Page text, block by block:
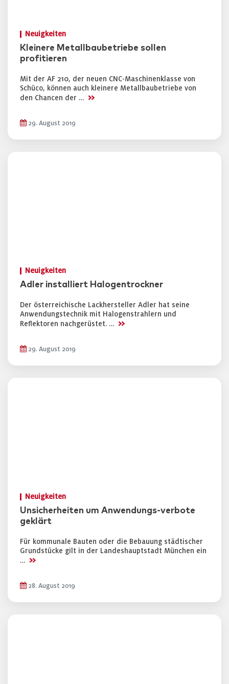
Neuigkeiten
Kleinere Metallbaubetriebe sollen
profitieren
Mit der AF 210, der neuen CNC-Maschinenklasse von
Schüco, können auch kleinere Metallbaubetriebe von
den Chancen der … >>
29. August 2019
Neuigkeiten
Adler installiert Halogentrockner
Der österreichische Lackhersteller Adler hat seine
Anwendungstechnik mit Halogenstrahlern und
Reflektoren nachgerüstet. … >>
29. August 2019
Neuigkeiten
Unsicherheiten um Anwendungs-verbote
geklärt
Für kommunale Bauten oder die Bebauung städtischer
Grundstücke gilt in der Landeshauptstadt München ein
… >>
28. August 2019